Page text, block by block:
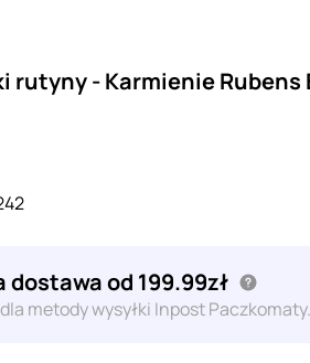
rutyny - Karmienie Rubens
dostawa od 199.99zł
metody wysyłki Inpost Paczkomaty.